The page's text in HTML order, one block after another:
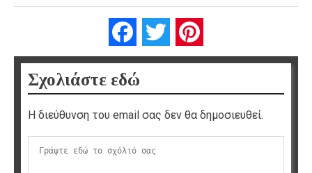
FacebookTwitter
Σχολιάστε εδώ
Η διεύθυνση του email σας δεν θα δημοσιευθεί.